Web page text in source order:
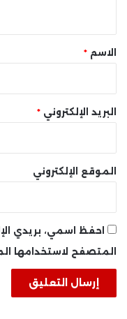
*الاسم *
البريد الإلكتروني *
الموقع الإلكتروني
احفظ اسمي، بريدي
المتصفح لاستخدامها